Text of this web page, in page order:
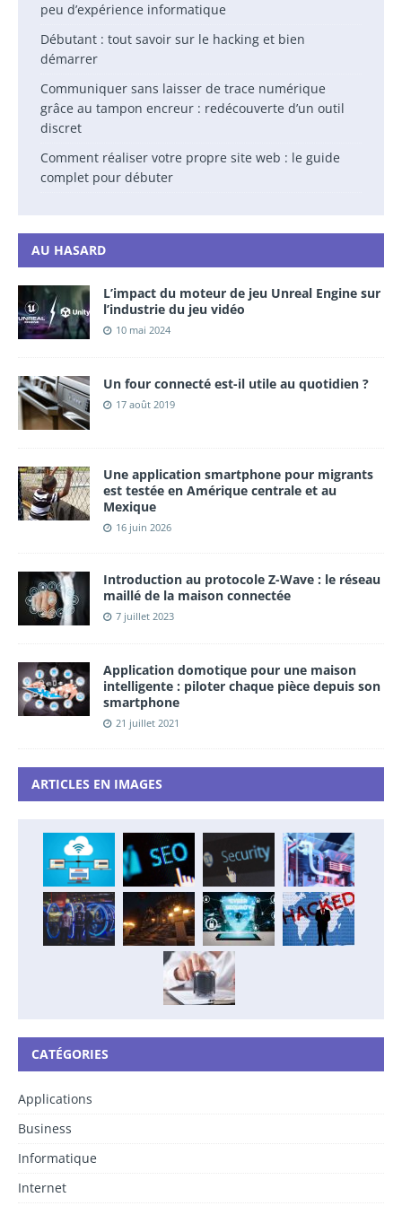
peu d’expérience informatique
Débutant : tout savoir sur le hacking et bien
démarrer
Communiquer sans laisser de trace numérique
grâce au tampon encreur : redécouverte d’un outil
discret
Comment réaliser votre propre site web : le guide
complet pour débuter
AU HASARD
L’impact du moteur de jeu Unreal Engine sur
l’industrie du jeu vidéo
10 mai 2024
Un four connecté est-il utile au quotidien ?
17 août 2019
Une application smartphone pour migrants
est testée en Amérique centrale et au
Mexique
16 juin 2026
Introduction au protocole Z-Wave : le réseau
maillé de la maison connectée
7 juillet 2023
Application domotique pour une maison
intelligente : piloter chaque pièce depuis son
smartphone
21 juillet 2021
ARTICLES EN IMAGES
CATÉGORIES
Applications
Business
Informatique
Internet